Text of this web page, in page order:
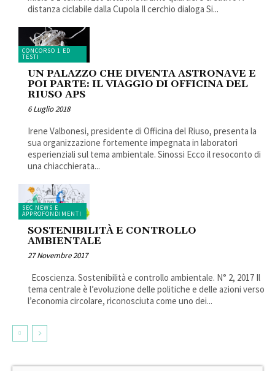
distanza ciclabile dalla Cupola Il cerchio dialoga Si...
CONCORSO 1 ED
TESTI
UN PALAZZO CHE DIVENTA ASTRONAVE E
POI PARTE: IL VIAGGIO DI OFFICINA DEL
RIUSO APS
6 Luglio 2018
Irene Valbonesi, presidente di Officina del Riuso, presenta la
sua organizzazione fortemente impegnata in laboratori
esperienziali sul tema ambientale. Sinossi Ecco il resoconto di
una chiacchierata...
SEC NEWS E
APPROFONDIMENTI
SOSTENIBILITÀ E CONTROLLO
AMBIENTALE
27 Novembre 2017
Ecoscienza. Sostenibilità e controllo ambientale. N° 2, 2017 Il
tema centrale è l’evoluzione delle politiche e delle azioni verso
l’economia circolare, riconosciuta come uno dei...